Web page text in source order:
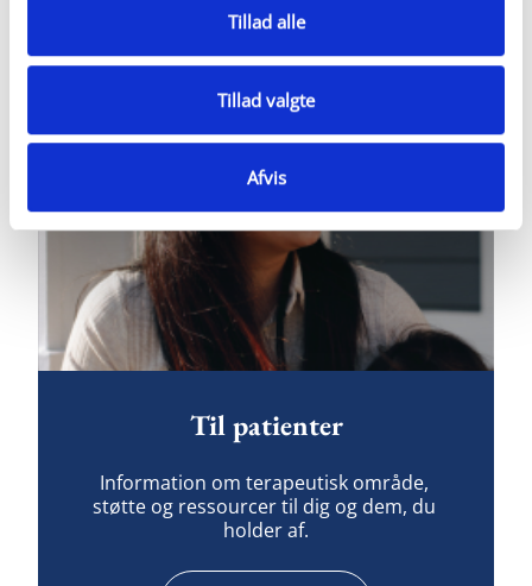
Tillad alle
Tillad valgte
Afvis
Til patienter
Information om terapeutisk område,
støtte og ressourcer til dig og dem, du
holder af.